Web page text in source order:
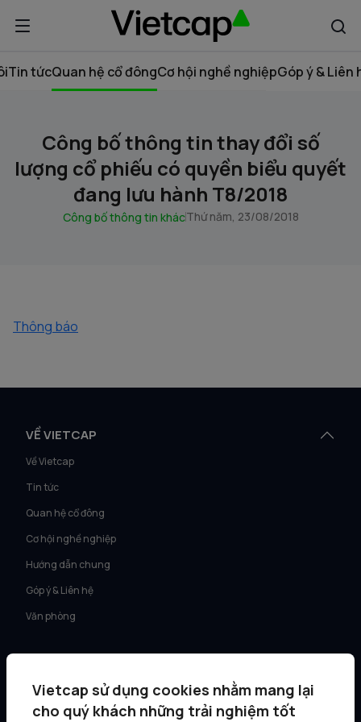
Tin tứcQuan hệ cổ đôngCơ hội nghề nghiệpGóp ý & Liên
Công bố thông tin thay đổi số
lượng cổ phiếu có quyền biểu quyết
đang lưu hành T8/2018
Công bố thông tin khácThứ năm, 23/08/2018
Thông báo
VỀ VIETCAP
Về Vietcap
Tin tức
Quan hệ cổ đông
Cơ hội nghề nghiệp
Hướng dẫn chung
Góp ý & Liên hệ
Văn phòng
DỊCH VỤ
Tư vấn KH Cá nhân
Môi giới KH tổ chức
Vietcap sử dụng cookies nhằm mang lại
cho quý khách những trải nghiệm tốt